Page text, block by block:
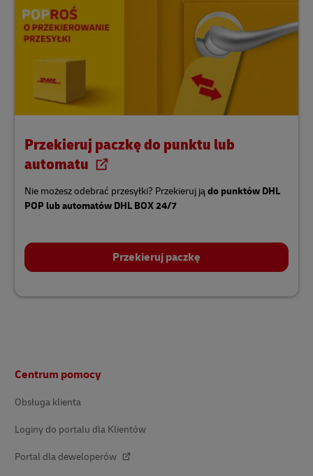
Przekieruj paczkę do punktu lub
automatu
Nie możesz odebrać przesyłki? Przekieruj jądo punktów DHL
POP lub automatów DHL BOX 24/7
Przekieruj paczkę
Centrum pomocy
Obsługa klienta
Loginy do portalu dla Klientów
Portal dla deweloperów